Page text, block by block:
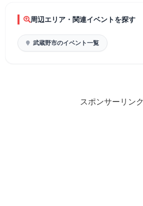
周辺エリア・関連イベントを探す
武蔵野市のイベント一覧
スポンサーリンク